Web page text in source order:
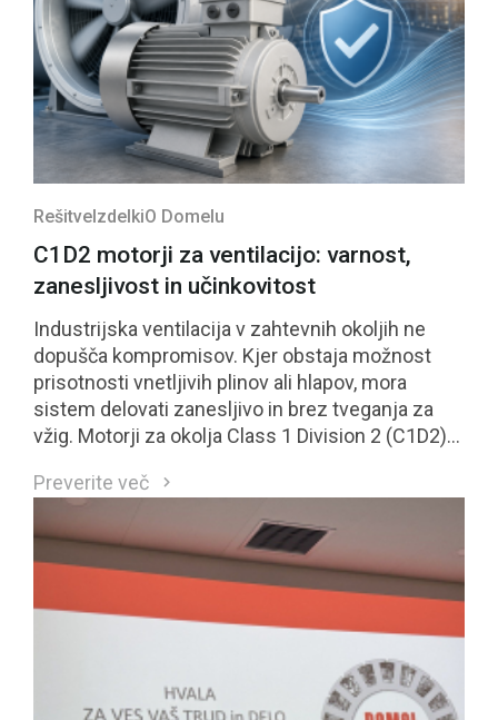
RešitveIzdelkiO Domelu
C1D2 motorji za ventilacijo: varnost,
zanesljivost in učinkovitost
Industrijska ventilacija v zahtevnih okoljih ne
dopušča kompromisov. Kjer obstaja možnost
prisotnosti vnetljivih plinov ali hlapov, mora
sistem delovati zanesljivo in brez tveganja za
vžig. Motorji za okolja Class 1 Division 2 (C1D2)
Preverite več